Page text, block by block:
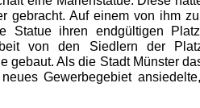
gebracht. Auf einem von ihm
Statue ihren endgültigen
von den Siedlern der
gebaut. Als die Stadt Münster
Gewerbegebiet